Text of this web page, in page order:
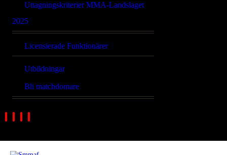
Uttagningskriterier MMA-Landslaget
2025
Licensierade Funktionärer
Utbildningar
Bli matchdomare